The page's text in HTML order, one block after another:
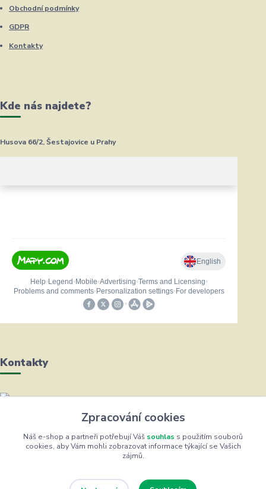
Obchodní podmínky
GDPR
Kontakty
Kde nás najdete?
Husova 66/2, Šestajovice u Prahy
Kontakty
Helena Bayerová
+420 604 711 491
(Po-Čt, 8-16 hod.)
Zpracování cookies
Náš e-shop a partneři potřebují Váš souhlas s použitím souborů
cookies, aby Vám mohli zobrazovat informace týkající se Vašich
zájmů.